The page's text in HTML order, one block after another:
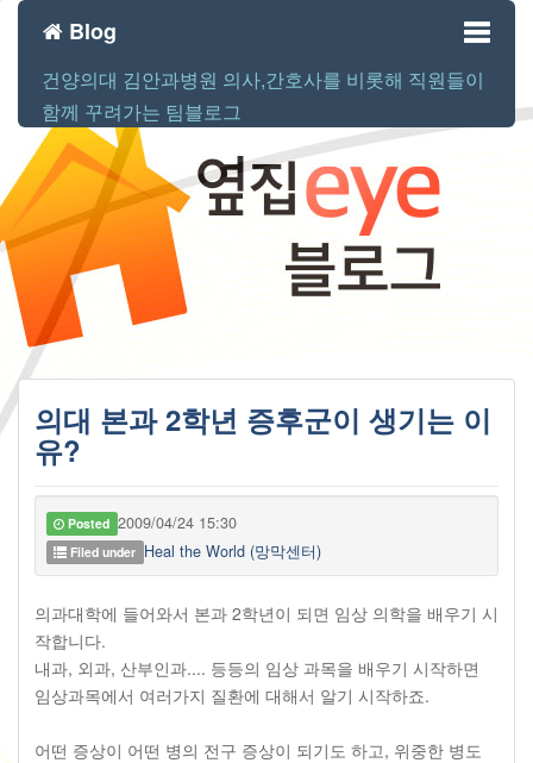
Toggle
Blog
건양의대 김안과병원 의사,간호사를 비롯해 직원들이
함께 꾸려가는 팀블로그
의대 본과 2학년 증후군이 생기는 이
유?
Posted 2009/04/24 15:30
Filed under Heal the World (망막센터)
의과대학에 들어와서 본과 2학년이 되면 임상 의학을 배우기 시
작합니다.
내과, 외과, 산부인과.... 등등의 임상 과목을 배우기 시작하면
임상과목에서 여러가지 질환에 대해서 알기 시작하죠.
어떤 증상이 어떤 병의 전구 증상이 되기도 하고, 위중한 병도